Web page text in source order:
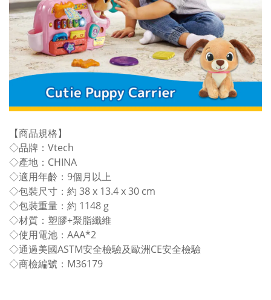
【商品規格】
◇品牌：Vtech
◇產地：CHINA
◇適用年齡：9個月以上
◇包裝尺寸：約 38 x 13.4 x 30 cm
◇包裝重量：約 1148 g
◇材質：塑膠+聚脂纖維
◇使用電池：AAA*2
◇通過美國ASTM安全檢驗及歐洲CE安全檢驗
◇商檢編號：M36179